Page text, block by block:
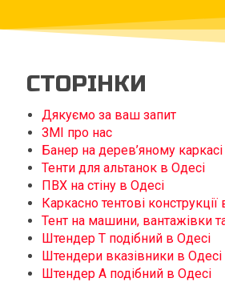
СТОРІНКИ
Дякуємо за ваш запит
ЗМІ про нас
Банер на дерев’яному
Тенти для альтанок в Одесі
ПВХ на стіну в Одесі
Каркасно тентові конструкції
Тент на машини, вантажівки
Штендер Т подібний в Одесі
Штендери вказівники в Одесі
Штендер А подібний в Одесі